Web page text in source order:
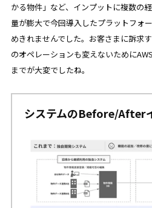
かる物件」など、インプットに複数の
量が膨大で今回導入したプラットフォ
めきれませんでした。お客さまに訴求
のオペレーションも変えないために
までが大変でしたね。
システムのBefore/After